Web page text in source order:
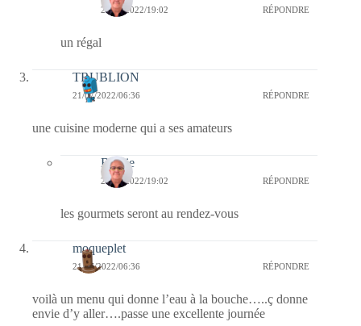
21/07/2022/19:02 RÉPONDRE
un régal
TRUBLION
21/07/2022/06:36 RÉPONDRE
une cuisine moderne qui a ses amateurs
Bernie
21/07/2022/19:02 RÉPONDRE
les gourmets seront au rendez-vous
moqueplet
21/07/2022/06:36 RÉPONDRE
voilà un menu qui donne l’eau à la bouche…..ç donne
envie d’y aller….passe une excellente journée